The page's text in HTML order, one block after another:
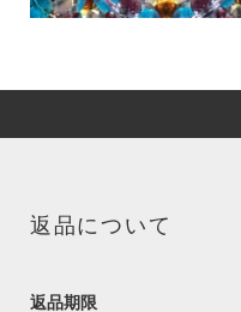
返品について
返品期限